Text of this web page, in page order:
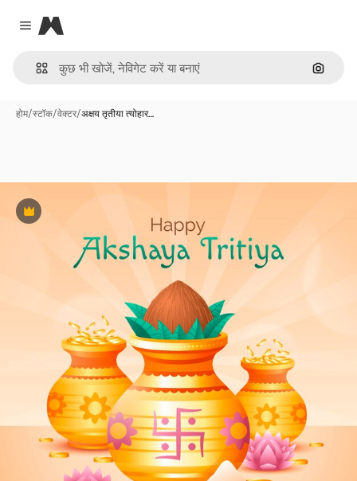
Close menu
Magnific
इमेज से
होम/स्टॉक/वेक्टर/अक्षय तृतीया त्योहार…
Premium